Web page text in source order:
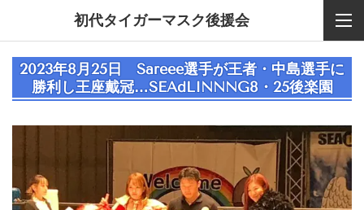
初代タイガーマスク後援会
2023年8月25日 Sareee選手が王者・中島選手に
勝利し王座戴冠…SEAdLINNNG8・25後楽園